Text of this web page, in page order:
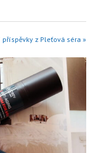
příspěvky z Pleťová séra »